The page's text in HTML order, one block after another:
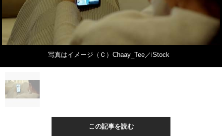
写真はイメージ（Ｃ）Chaay_Tee／iStock
この記事を読む